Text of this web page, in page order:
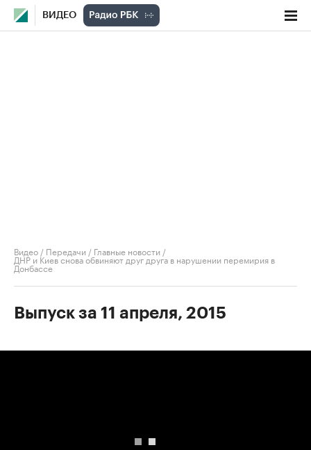
ВИДЕО
Видео / Передачи / Главные новости /
ДНР и Киев снова обвиняют друг друга в нарушении перемирия в
Донбассе
Выпуск за 11 апреля, 2015